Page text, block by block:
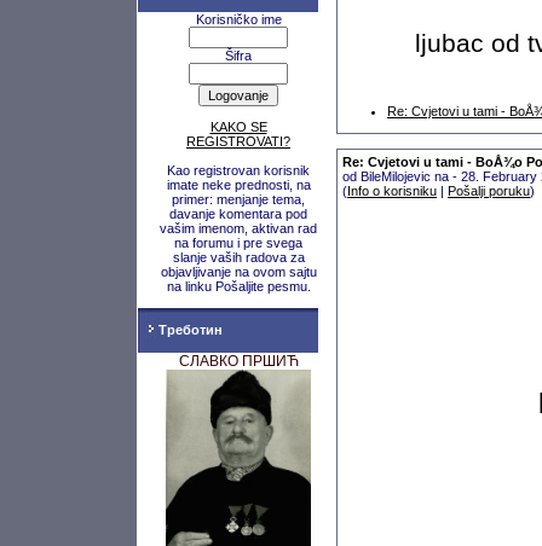
Korisničko ime
Šifra
KAKO SE
REGISTROVATI?
Kao registrovan korisnik
imate neke prednosti, na
primer: menjanje tema,
davanje komentara pod
vašim imenom, aktivan rad
na forumu i pre svega
slanje vaših radova za
objavljivanje na ovom sajtu
na linku Pošaljite pesmu.
Треботин
СЛАВКО ПРШИЋ
ljubac od
Re: Cvjetovi u tami -
Re: Cvjetovi u tami - BoÅ¾o
od BileMilojevic na - 28.
(Info o korisniku | Pošalji poruku)